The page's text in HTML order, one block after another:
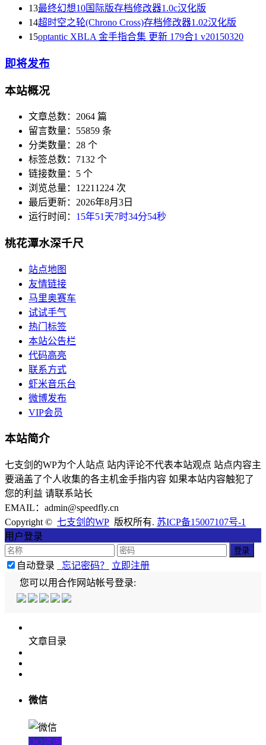
13最终幻想10国际版存档修改器1.0c汉化版
14超时空之轮(Chrono Cross)存档修改器1.02汉化版
15optantic XBLA 金手指合集 更新 179合1 v20150320
即将发布
本站概况
文章总数：2064 篇
留言数量：55859 条
分类数量：28 个
标签总数：7132 个
链接数量：5 个
浏览总量：12211224 次
最后更新：2026年8月3日
运行时间： 15年51天7时34分54秒
桃花潭水深千尺
站点地图
友情链接
马里奥赛车
试试手气
热门标签
本站公告栏
代码高亮
联系方式
虾米音乐台
微博发布
VIP会员
本站简介
七支剑的WP为个人站点 站内评论不代表本站观点 站点内容主
要涵盖了个人收集的各主机金手指内容 如果本站内容触犯了
您的利益 请联系站长
EMAIL：admin@speedfly.cn
Copyright © 七支剑的WP 版权所有. 苏ICP备15007107号-1
用户登录
自动登录 忘记密码？
立即注册
您可以用合作网站帐号登录:
文章目录
微信
QQ咨询